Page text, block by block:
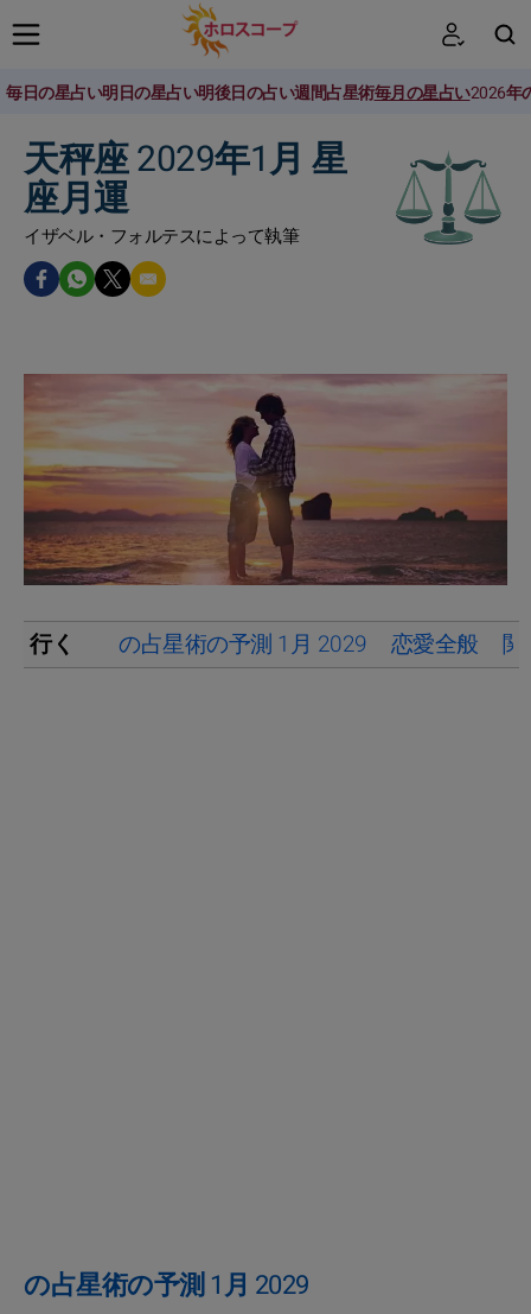
毎日の星占い明日の星占い明後日の占い週間占星術毎月の星占い2026年
天秤座 2029年1月 星
座月運
イザベル・フォルテスによって執筆
行く の占星術の予測 1月 2029 恋愛全般 関
の占星術の予測 1月 2029